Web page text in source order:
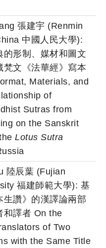
張建宇 (Renmin
中國人民大學):
的形制、媒材和圖文
文《法華經》寫本
Materials, and
of
Sutras from
on the Sanskrit
Lotus Sutra
陸辰葉 (Fujian
福建師範大學): 基
生讚》的漢譯論兩部
和譯者 On the
of Two
with the Same Title